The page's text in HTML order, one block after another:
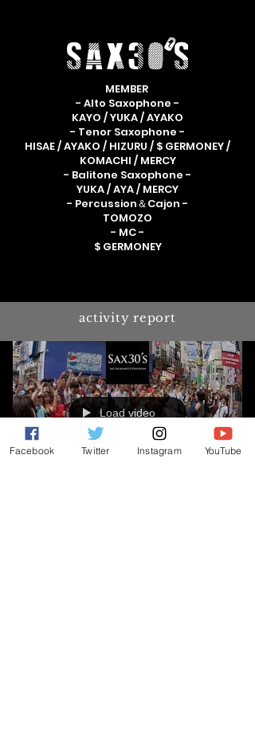
MEMBER
- Alto Saxophone -
KAYO / YUKA / AYAKO
- Tenor Saxophone -
HISAE / AYAKO / HIZURU / $ GERMONEY /
KOMACHI / MERCY
- Balitone Saxophone -
YUKA / AYA / MERCY
- Percussion＆Cajon -
TOMOZO
- MC -
$ GERMONEY
activity report
Load video
Facebook Twitter Instagram YouTube